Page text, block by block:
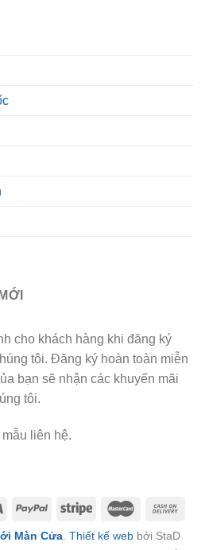
cho khách hàng khi đăng ký
tôi. Đăng ký hoàn toàn miễn
bạn sẽ nhận các khuyến mãi
tôi.
liên hệ.
Màn Cửa. Thiết kế webbởi StaD